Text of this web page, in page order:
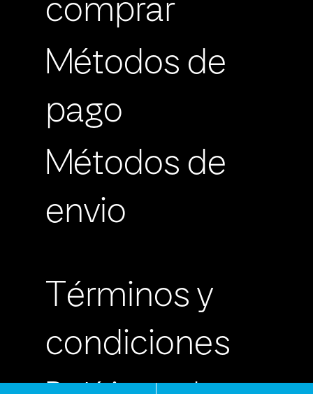
comprar
Métodos de
pago
Métodos de
envio
Términos y
condiciones